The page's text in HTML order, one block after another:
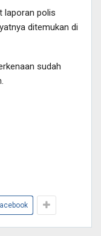
laporan polis
ditemukan di
sudah